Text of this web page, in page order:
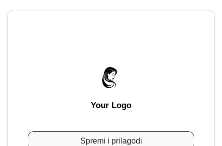
Your Logo
Spremi i prilagodi